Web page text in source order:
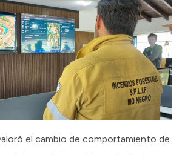
el cambio de comportamiento de